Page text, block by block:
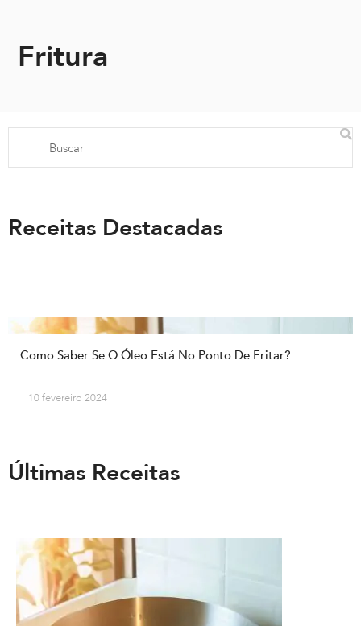
Fritura
Receitas Destacadas
Como Saber Se O Óleo Está No Ponto De Fritar?
10 fevereiro 2024
Últimas Receitas